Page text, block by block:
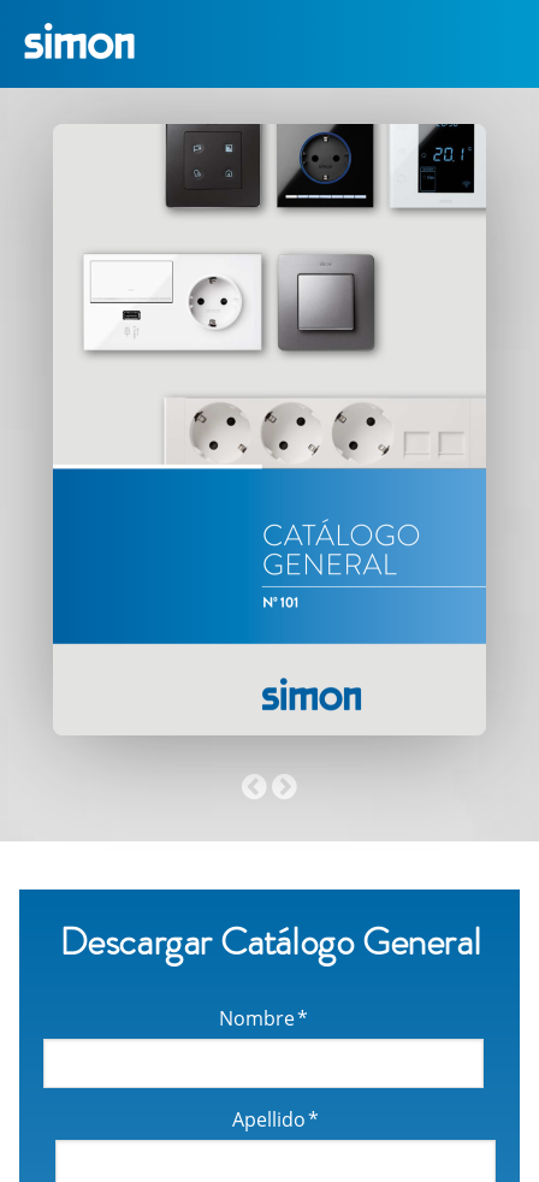
Descargar Catálogo General
Nombre*
Apellido*